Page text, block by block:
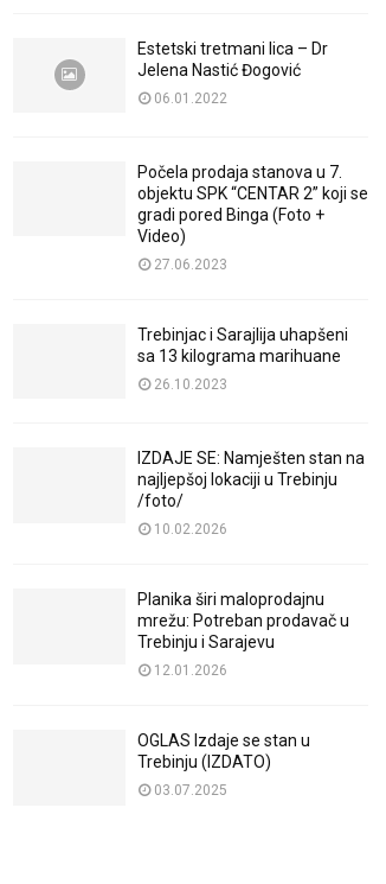
Estetski tretmani lica – Dr
Jelena Nastić Đogović
06.01.2022
Počela prodaja stanova u 7.
objektu SPK “CENTAR 2” koji se
gradi pored Binga (Foto +
Video)
27.06.2023
Trebinjac i Sarajlija uhapšeni
sa 13 kilograma marihuane
26.10.2023
IZDAJE SE: Namješten stan na
najljepšoj lokaciji u Trebinju
/foto/
10.02.2026
Planika širi maloprodajnu
mrežu: Potreban prodavač u
Trebinju i Sarajevu
12.01.2026
OGLAS Izdaje se stan u
Trebinju (IZDATO)
03.07.2025